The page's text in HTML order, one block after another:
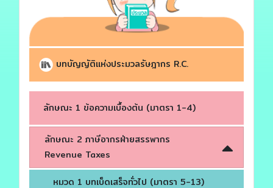
บทบัญญัติแห่งประมวลรัษฎากร R.C.
ลักษณะ 1 ข้อความเบื้องต้น (มาตรา 1-4)
ลักษณะ 2 ภาษีอากรฝ่ายสรรพากร
Revenue Taxes
หมวด 1 บทเบ็ดเสร็จทั่วไป (มาตรา 5-13)